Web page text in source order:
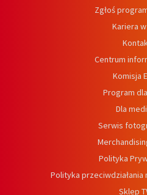
Zgłoś
Kariera w
Centrum
Komisja
Program
Dla
Serwis
Polityka
Polityka przeciwdziałania
Sklep